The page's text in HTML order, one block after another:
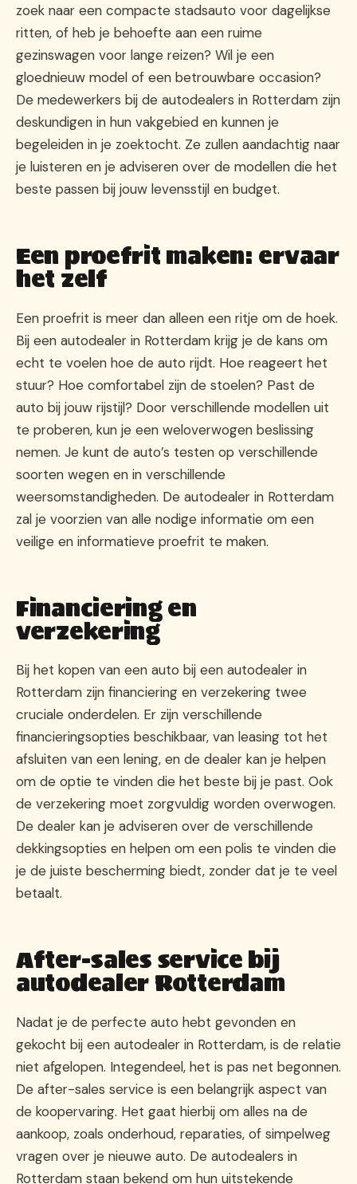
zoek naar een compacte stadsauto voor dagelijkse
ritten, of heb je behoefte aan een ruime
gezinswagen voor lange reizen? Wil je een
gloednieuw model of een betrouwbare occasion?
De medewerkers bij de autodealers in Rotterdam zijn
deskundigen in hun vakgebied en kunnen je
begeleiden in je zoektocht. Ze zullen aandachtig naar
je luisteren en je adviseren over de modellen die het
beste passen bij jouw levensstijl en budget.
Een proefrit maken: ervaar
het zelf
Een proefrit is meer dan alleen een ritje om de hoek.
Bij een autodealer in Rotterdam krijg je de kans om
echt te voelen hoe de auto rijdt. Hoe reageert het
stuur? Hoe comfortabel zijn de stoelen? Past de
auto bij jouw rijstijl? Door verschillende modellen uit
te proberen, kun je een weloverwogen beslissing
nemen. Je kunt de auto’s testen op verschillende
soorten wegen en in verschillende
weersomstandigheden. De autodealer in Rotterdam
zal je voorzien van alle nodige informatie om een
veilige en informatieve proefrit te maken.
Financiering en
verzekering
Bij het kopen van een auto bij een autodealer in
Rotterdam zijn financiering en verzekering twee
cruciale onderdelen. Er zijn verschillende
financieringsopties beschikbaar, van leasing tot het
afsluiten van een lening, en de dealer kan je helpen
om de optie te vinden die het beste bij je past. Ook
de verzekering moet zorgvuldig worden overwogen.
De dealer kan je adviseren over de verschillende
dekkingsopties en helpen om een polis te vinden die
je de juiste bescherming biedt, zonder dat je te veel
betaalt.
After-sales service bij
autodealer Rotterdam
Nadat je de perfecte auto hebt gevonden en
gekocht bij een autodealer in Rotterdam, is de relatie
niet afgelopen. Integendeel, het is pas net begonnen.
De after-sales service is een belangrijk aspect van
de koopervaring. Het gaat hierbij om alles na de
aankoop, zoals onderhoud, reparaties, of simpelweg
vragen over je nieuwe auto. De autodealers in
Rotterdam staan bekend om hun uitstekende